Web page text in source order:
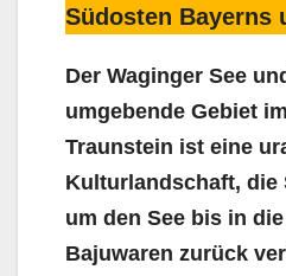
Südosten Bayerns
Der Waginger See
umgebende Gebiet
Traunstein ist eine
Kulturlandschaft, die
um den See bis in
Bajuwaren zurück